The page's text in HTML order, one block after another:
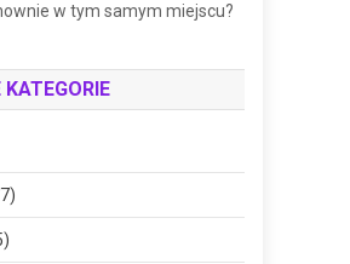
w tym samym miejscu?